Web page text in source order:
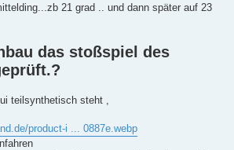
21 grad .. und dann später auf 23
das stoßspiel des
teilsynthetisch steht ,
product-i ... 0887e.webp